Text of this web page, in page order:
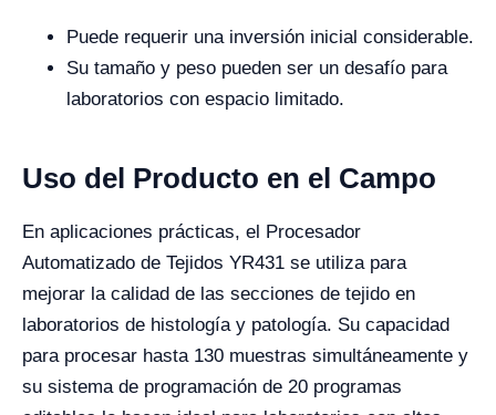
Puede requerir una inversión inicial considerable.
Su tamaño y peso pueden ser un desafío para
laboratorios con espacio limitado.
Uso del Producto en el Campo
En aplicaciones prácticas, el Procesador
Automatizado de Tejidos YR431 se utiliza para
mejorar la calidad de las secciones de tejido en
laboratorios de histología y patología. Su capacidad
para procesar hasta 130 muestras simultáneamente y
su sistema de programación de 20 programas